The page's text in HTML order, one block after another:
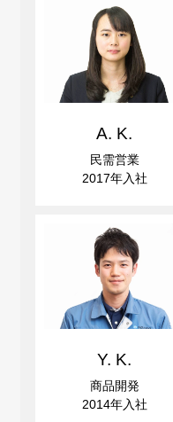
A. K.
民需営業
2017年入社
Y. K.
商品開発
2014年入社